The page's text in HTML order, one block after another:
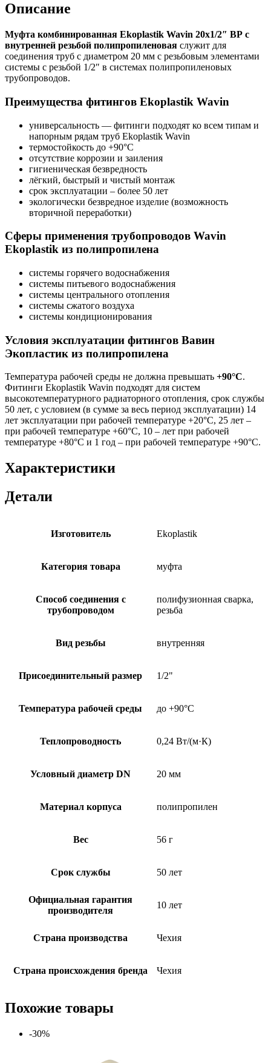
Описание
Муфта комбинированная Ekoplastik Wavin 20х1/2″ ВР с
внутренней резьбой полипропиленовая служит для
соединения труб с диаметром 20 мм с резьбовым элементами
системы с резьбой 1/2″ в системах полипропиленовых
трубопроводов.
Преимущества фитингов Ekoplastik Wavin
универсальность — фитинги подходят ко всем типам и
напорным рядам труб Ekoplastik Wavin
термостойкость до +90°C
отсутствие коррозии и заиления
гигиеническая безвредность
лёгкий, быстрый и чистый монтаж
срок эксплуатации – более 50 лет
экологически безвредное изделие (возможность
вторичной переработки)
Сферы применения трубопроводов Wavin
Ekoplastik из полипропилена
системы горячего водоснабжения
системы питьевого водоснабжения
системы центрального отопления
системы сжатого воздуха
системы кондиционирования
Условия эксплуатации фитингов Вавин
Экопластик из полипропилена
Температура рабочей среды не должна превышать +90°C.
Фитинги Ekoplastik Wavin подходят для систем
высокотемпературного радиаторного отопления, срок службы
50 лет, с условием (в сумме за весь период эксплуатации) 14
лет эксплуатации при рабочей температуре +20°С, 25 лет –
при рабочей температуре +60°С, 10 – лет при рабочей
температуре +80°С и 1 год – при рабочей температуре +90°С.
Характеристики
Детали
Изготовитель Ekoplastik
Категория товара муфта
Способ соединения с
трубопроводом
полифузионная сварка,
резьба
Вид резьбы внутренняя
Присоединительный размер 1/2"
Температура рабочей среды до +90°C
Теплопроводность 0,24 Вт/(м·К)
Условный диаметр DN 20 мм
Материал корпуса полипропилен
Вес 56 г
Срок службы 50 лет
Официальная гарантия
производителя
10 лет
Страна производства Чехия
Страна происхождения бренда Чехия
Похожие товары
-30%